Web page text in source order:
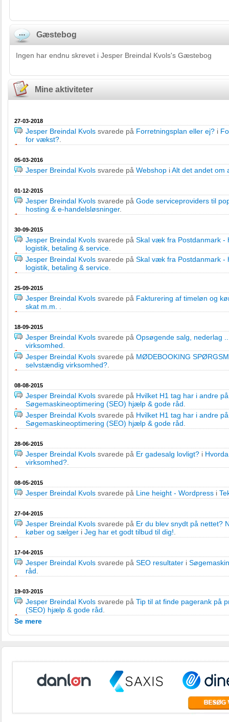
Gæstebog
Ingen har endnu skrevet i Jesper Breindal Kvols's Gæstebog
Mine aktiviteter
27-03-2018
Jesper Breindal Kvols svarede på Forretningsplan eller ej? i
for vækst?
05-03-2016
Jesper Breindal Kvols svarede på Webshop iAlt det andet om
01-12-2015
Jesper Breindal Kvols svarede på Gode serviceproviders til
hosting & e-handelsløsninger.
30-09-2015
Jesper Breindal Kvols svarede på Skal væk fra Postdanmark -
logistik, betaling & service
Jesper Breindal Kvols svarede på Skal væk fra Postdanmark -
logistik, betaling & service
25-09-2015
Jesper Breindal Kvols svarede på Fakturering af timeløn og
skat m.m.
18-09-2015
Jesper Breindal Kvols svarede på Opsøgende salg, nederlag
virksomhed
Jesper Breindal Kvols svarede på MØDEBOOKING
selvstændig virksomhed?
08-08-2015
Jesper Breindal Kvols svarede på Hvilket H1 tag har i andre
Søgemaskineoptimering (SEO) hjælp & gode råd
Jesper Breindal Kvols svarede på Hvilket H1 tag har i andre
Søgemaskineoptimering (SEO) hjælp & gode råd
28-06-2015
Jesper Breindal Kvols svarede på Er gadesalg lovligt? i
virksomhed?
08-05-2015
Jesper Breindal Kvols svarede på Line height - Wordpress i
27-04-2015
Jesper Breindal Kvols svarede på Er du blev snydt på nettet?
køber og sælger i Jeg har et godt tilbud til dig!
17-04-2015
Jesper Breindal Kvols svarede på SEO resultater i
råd
19-03-2015
Jesper Breindal Kvols svarede på Tip til at finde pagerank på
(SEO) hjælp & gode råd
Se mere